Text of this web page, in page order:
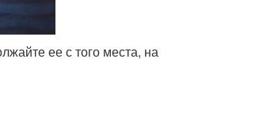
ее с того места, на